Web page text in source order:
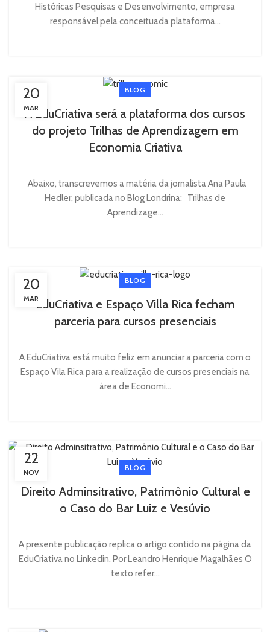
Históricas Pesquisas e Desenvolvimento, empresa
responsável pela conceituada plataforma...
20
MAR
BLOG
A EduCriativa será a plataforma dos cursos
do projeto Trilhas de Aprendizagem em
Economia Criativa
Abaixo, transcrevemos a matéria da jornalista Ana Paula
Hedler, publicada no Blog Londrina: Trilhas de
Aprendizage...
20
MAR
BLOG
EduCriativa e Espaço Villa Rica fecham
parceria para cursos presenciais
A EduCriativa está muito feliz em anunciar a parceria com o
Espaço Vila Rica para a realização de cursos presenciais na
área de Economi...
22
NOV
BLOG
Direito Adminsitrativo, Patrimônio Cultural e
o Caso do Bar Luiz e Vesúvio
A presente publicação replica o artigo contido na página da
EduCriativa no Linkedin. Por Leandro Henrique Magalhães O
texto refer...